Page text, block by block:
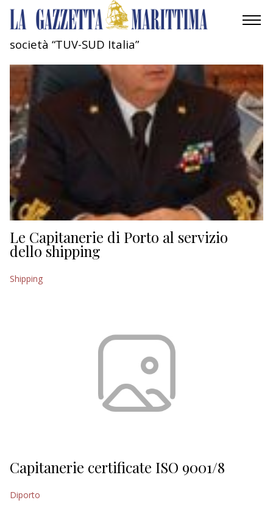
MOBILITÀ
INDUSTRIA
RICERCA
ECONOMIA
TURISMO
CULTURA
società “TUV-SUD Italia”
Le Capitanerie di Porto al servizio
dello shipping
Shipping
Capitanerie certificate ISO 9001/8
Diporto